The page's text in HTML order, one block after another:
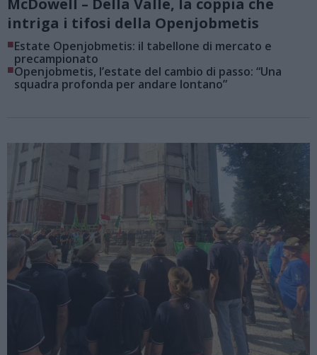
intriga i tifosi della Openjobmetis
■Estate Openjobmetis: il tabellone di mercato e
precampionato
■Openjobmetis, l’estate del cambio di passo: “Una
squadra profonda per andare lontano”